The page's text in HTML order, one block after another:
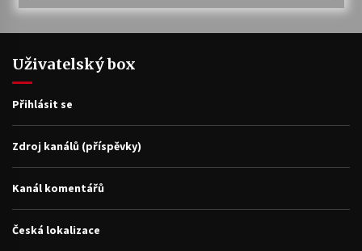
Uživatelský box
Přihlásit se
Zdroj kanálů (příspěvky)
Kanál komentářů
Česká lokalizace